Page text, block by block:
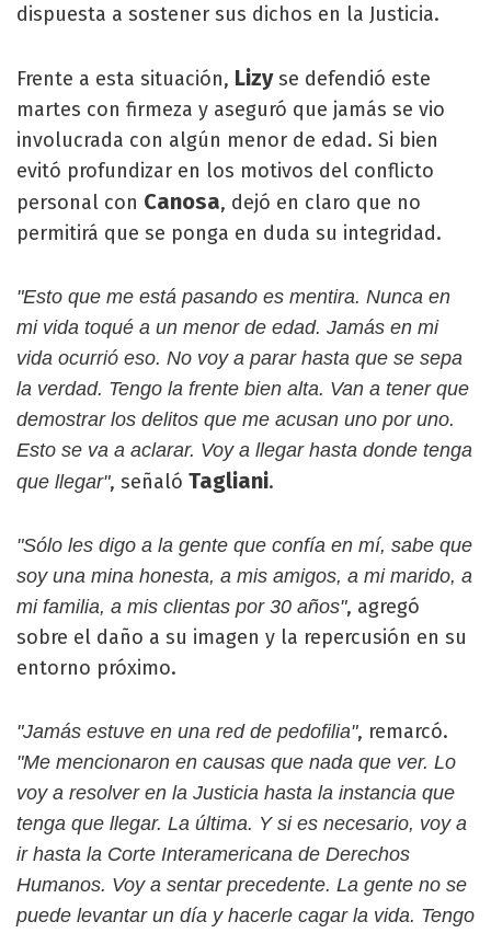
dispuesta a sostener sus dichos en la Justicia.
Frente a esta situación, Lizyse defendió este
martes con firmeza y aseguró que jamás se vio
involucrada con algún menor de edad. Si bien
evitó profundizar en los motivos del conflicto
personal con Canosa, dejó en claro que no
permitirá que se ponga en duda su integridad.
"Esto que me está pasando es mentira. Nunca en
mi vida toqué a un menor de edad. Jamás en mi
vida ocurrió eso. No voy a parar hasta que se sepa
la verdad. Tengo la frente bien alta. Van a tener que
demostrar los delitos que me acusan uno por uno.
Esto se va a aclarar. Voy a llegar hasta donde tenga
que llegar", señaló Tagliani.
"Sólo les digo a la gente que confía en mí, sabe que
soy una mina honesta, a mis amigos, a mi marido, a
mi familia, a mis clientas por 30 años", agregó
sobre el daño a su imagen y la repercusión en su
entorno próximo.
"Jamás estuve en una red de pedofilia", remarcó.
"Me mencionaron en causas que nada que ver. Lo
voy a resolver en la Justicia hasta la instancia que
tenga que llegar. La última. Y si es necesario, voy a
ir hasta la Corte Interamericana de Derechos
Humanos. Voy a sentar precedente. La gente no se
puede levantar un día y hacerle cagar la vida. Tengo